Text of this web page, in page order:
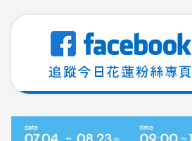
追蹤今日花蓮粉絲專頁